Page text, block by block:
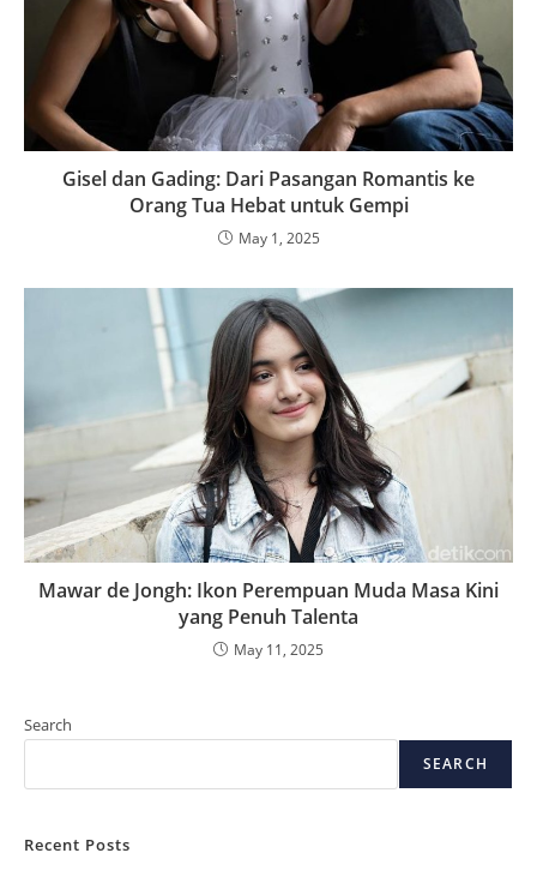
Gisel dan Gading: Dari Pasangan Romantis ke
Orang Tua Hebat untuk Gempi
May 1, 2025
Mawar de Jongh: Ikon Perempuan Muda Masa Kini
yang Penuh Talenta
May 11, 2025
Search
SEARCH
Recent Posts